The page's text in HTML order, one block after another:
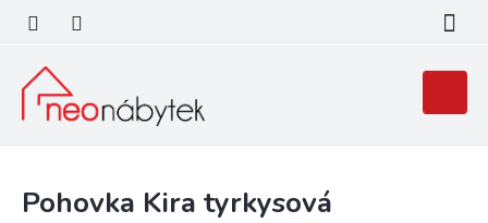
obsah
košík
Pohovka Kira tyrkysová